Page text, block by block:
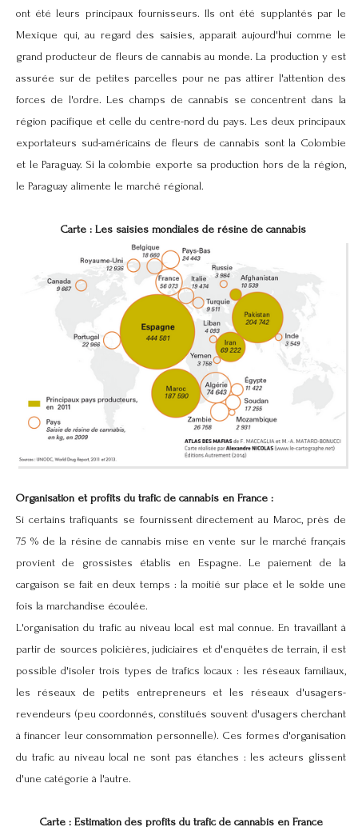
ont été leurs principaux fournisseurs. Ils ont été supplantés par le
Mexique qui, au regard des saisies, apparaît aujourd'hui comme le
grand producteur de fleurs de cannabis au monde. La production y est
assurée sur de petites parcelles pour ne pas attirer l'attention des
forces de l'ordre. Les champs de cannabis se concentrent dans la
région pacifique et celle du centre-nord du pays. Les deux principaux
exportateurs sud-américains de fleurs de cannabis sont la Colombie
et le Paraguay. Si la colombie exporte sa production hors de la région,
le Paraguay alimente le marché régional.
Carte : Les saisies mondiales de résine de cannabis
Organisation et profits du trafic de cannabis en France :
Si certains trafiquants se fournissent directement au Maroc, près de
75 % de la résine de cannabis mise en vente sur le marché français
provient de grossistes établis en Espagne. Le paiement de la
cargaison se fait en deux temps : la moitié sur place et le solde une
fois la marchandise écoulée.
L'organisation du trafic au niveau local est mal connue. En travaillant à
partir de sources policières, judiciaires et d'enquêtes de terrain, il est
possible d'isoler trois types de trafics locaux : les réseaux familiaux,
les réseaux de petits entrepreneurs et les réseaux d'usagers-
revendeurs (peu coordonnés, constitués souvent d'usagers cherchant
à financer leur consommation personnelle). Ces formes d'organisation
du trafic au niveau local ne sont pas étanches : les acteurs glissent
d'une catégorie à l'autre.
Carte : Estimation des profits du trafic de cannabis en France